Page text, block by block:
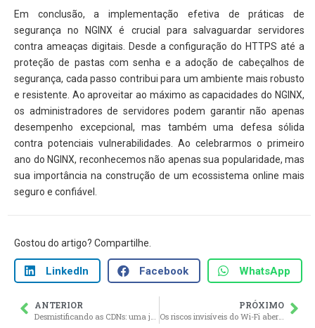
Em conclusão, a implementação efetiva de práticas de
segurança no NGINX é crucial para salvaguardar servidores
contra ameaças digitais. Desde a configuração do HTTPS até a
proteção de pastas com senha e a adoção de cabeçalhos de
segurança, cada passo contribui para um ambiente mais robusto
e resistente. Ao aproveitar ao máximo as capacidades do NGINX,
os administradores de servidores podem garantir não apenas
desempenho excepcional, mas também uma defesa sólida
contra potenciais vulnerabilidades. Ao celebrarmos o primeiro
ano do NGINX, reconhecemos não apenas sua popularidade, mas
sua importância na construção de um ecossistema online mais
seguro e confiável.
Gostou do artigo? Compartilhe.
LinkedIn Facebook WhatsApp
ANTERIOR PRÓXIMO